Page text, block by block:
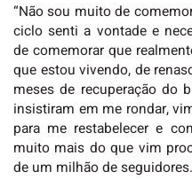
“Não sou muito de
ciclo senti a vontade e
de comemorar que
que estou vivendo, de
meses de recuperação do
insistiram em me rondar,
para me restabelecer e
muito mais do que vim
de um milhão de seguidores.